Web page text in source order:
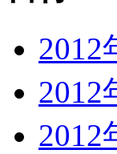
2012
2012
2012